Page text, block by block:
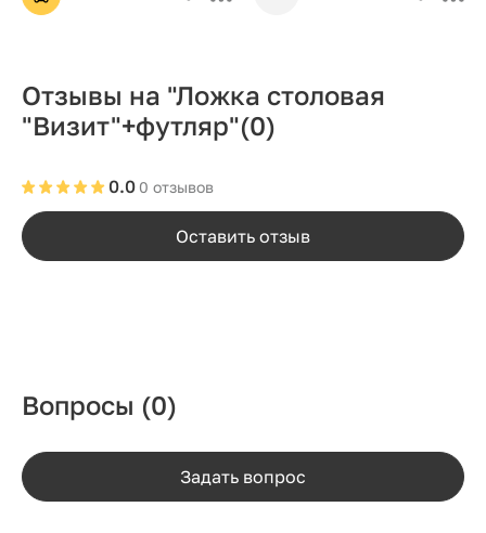
Отзывы на "Ложка столовая
"Визит"+футляр"(0)
0 отзывов
0.0
Оставить отзыв
Вопросы (0)
Задать вопрос